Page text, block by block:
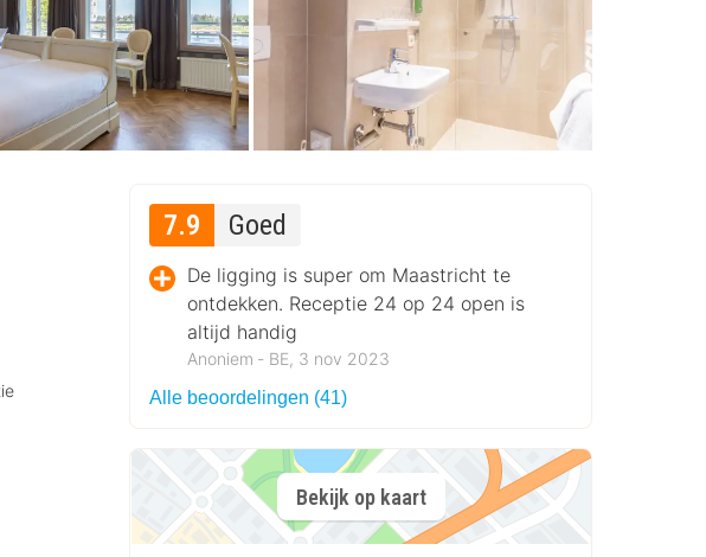
7.9 Goed
De ligging is super om Maastricht te
ontdekken. Receptie 24 op 24 open is
altijd handig
Anoniem ‐ BE, 3 nov 2023
Alle beoordelingen (41)
Bekijk op kaart